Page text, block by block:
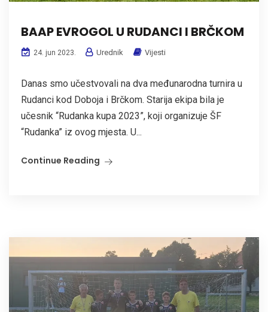
BAAP EVROGOL U RUDANCI I BRČKOM
24. jun 2023. Urednik Vijesti
Danas smo učestvovali na dva međunarodna turnira u
Rudanci kod Doboja i Brčkom. Starija ekipa bila je
učesnik “Rudanka kupa 2023”, koji organizuje ŠF
“Rudanka” iz ovog mjesta. U...
Continue Reading